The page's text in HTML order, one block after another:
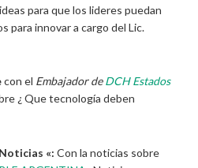
para que los lideres puedan
para innovar a cargo del Lic.
con el Embajador deDCH Estados
¿ Que tecnología deben
«: Con la noticias sobre